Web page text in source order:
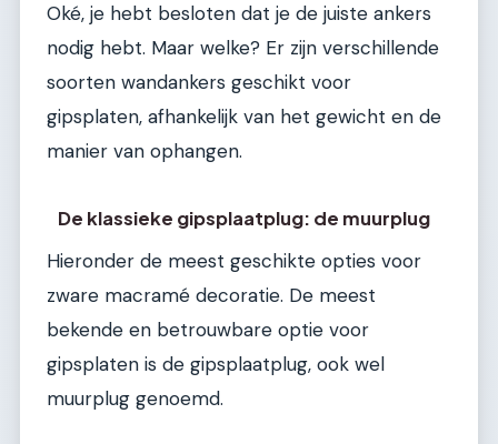
Oké, je hebt besloten dat je de juiste ankers
nodig hebt. Maar welke? Er zijn verschillende
soorten wandankers geschikt voor
gipsplaten, afhankelijk van het gewicht en de
manier van ophangen.
De klassieke gipsplaatplug: de muurplug
Hieronder de meest geschikte opties voor
zware macramé decoratie. De meest
bekende en betrouwbare optie voor
gipsplaten is de gipsplaatplug, ook wel
muurplug genoemd.